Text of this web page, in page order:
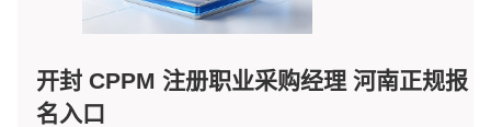
开封 CPPM 注册职业采购经理 河南正规报
名入口